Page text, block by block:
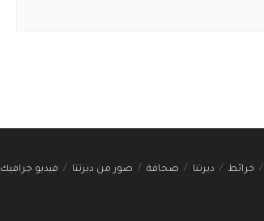
خرائط ديرتنا صحافة صور من ديرتنا فيديو جرافيك